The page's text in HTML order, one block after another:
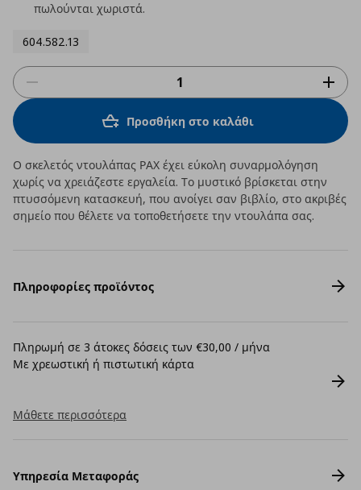
πωλούνται χωριστά.
604.582.13
Προσθήκη στο καλάθι
Ο σκελετός ντουλάπας ΡΑΧ έχει εύκολη συναρμολόγηση
χωρίς να χρειάζεστε εργαλεία. Το μυστικό βρίσκεται στην
πτυσσόμενη κατασκευή, που ανοίγει σαν βιβλίο, στο ακριβές
σημείο που θέλετε να τοποθετήσετε την ντουλάπα σας.
Πληροφορίες προϊόντος
Πληρωμή σε 3 άτοκες δόσεις των €30,00 / μήνα
Με χρεωστική ή πιστωτική κάρτα
Μάθετε περισσότερα
Υπηρεσία Μεταφοράς